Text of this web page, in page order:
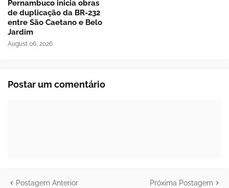
Pernambuco inicia obras
de duplicação da BR-232
entre São Caetano e Belo
Jardim
August 06, 2026
Postar um comentário
Postagem Anterior Próxima Postagem